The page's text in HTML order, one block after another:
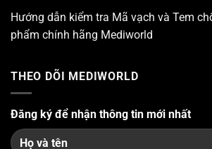
Hướng dẫn kiểm tra Mã vạch và Tem
phẩm chính hãng Mediworld
THEO DÕI MEDIWORLD
Đăng ký để nhận thông tin mới nhất